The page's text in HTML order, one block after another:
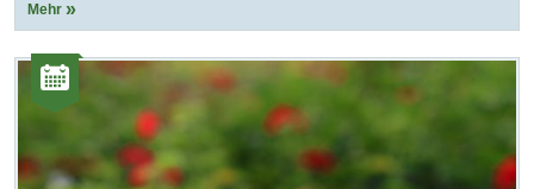
Mehr
Kategorie:
Veranstaltungen